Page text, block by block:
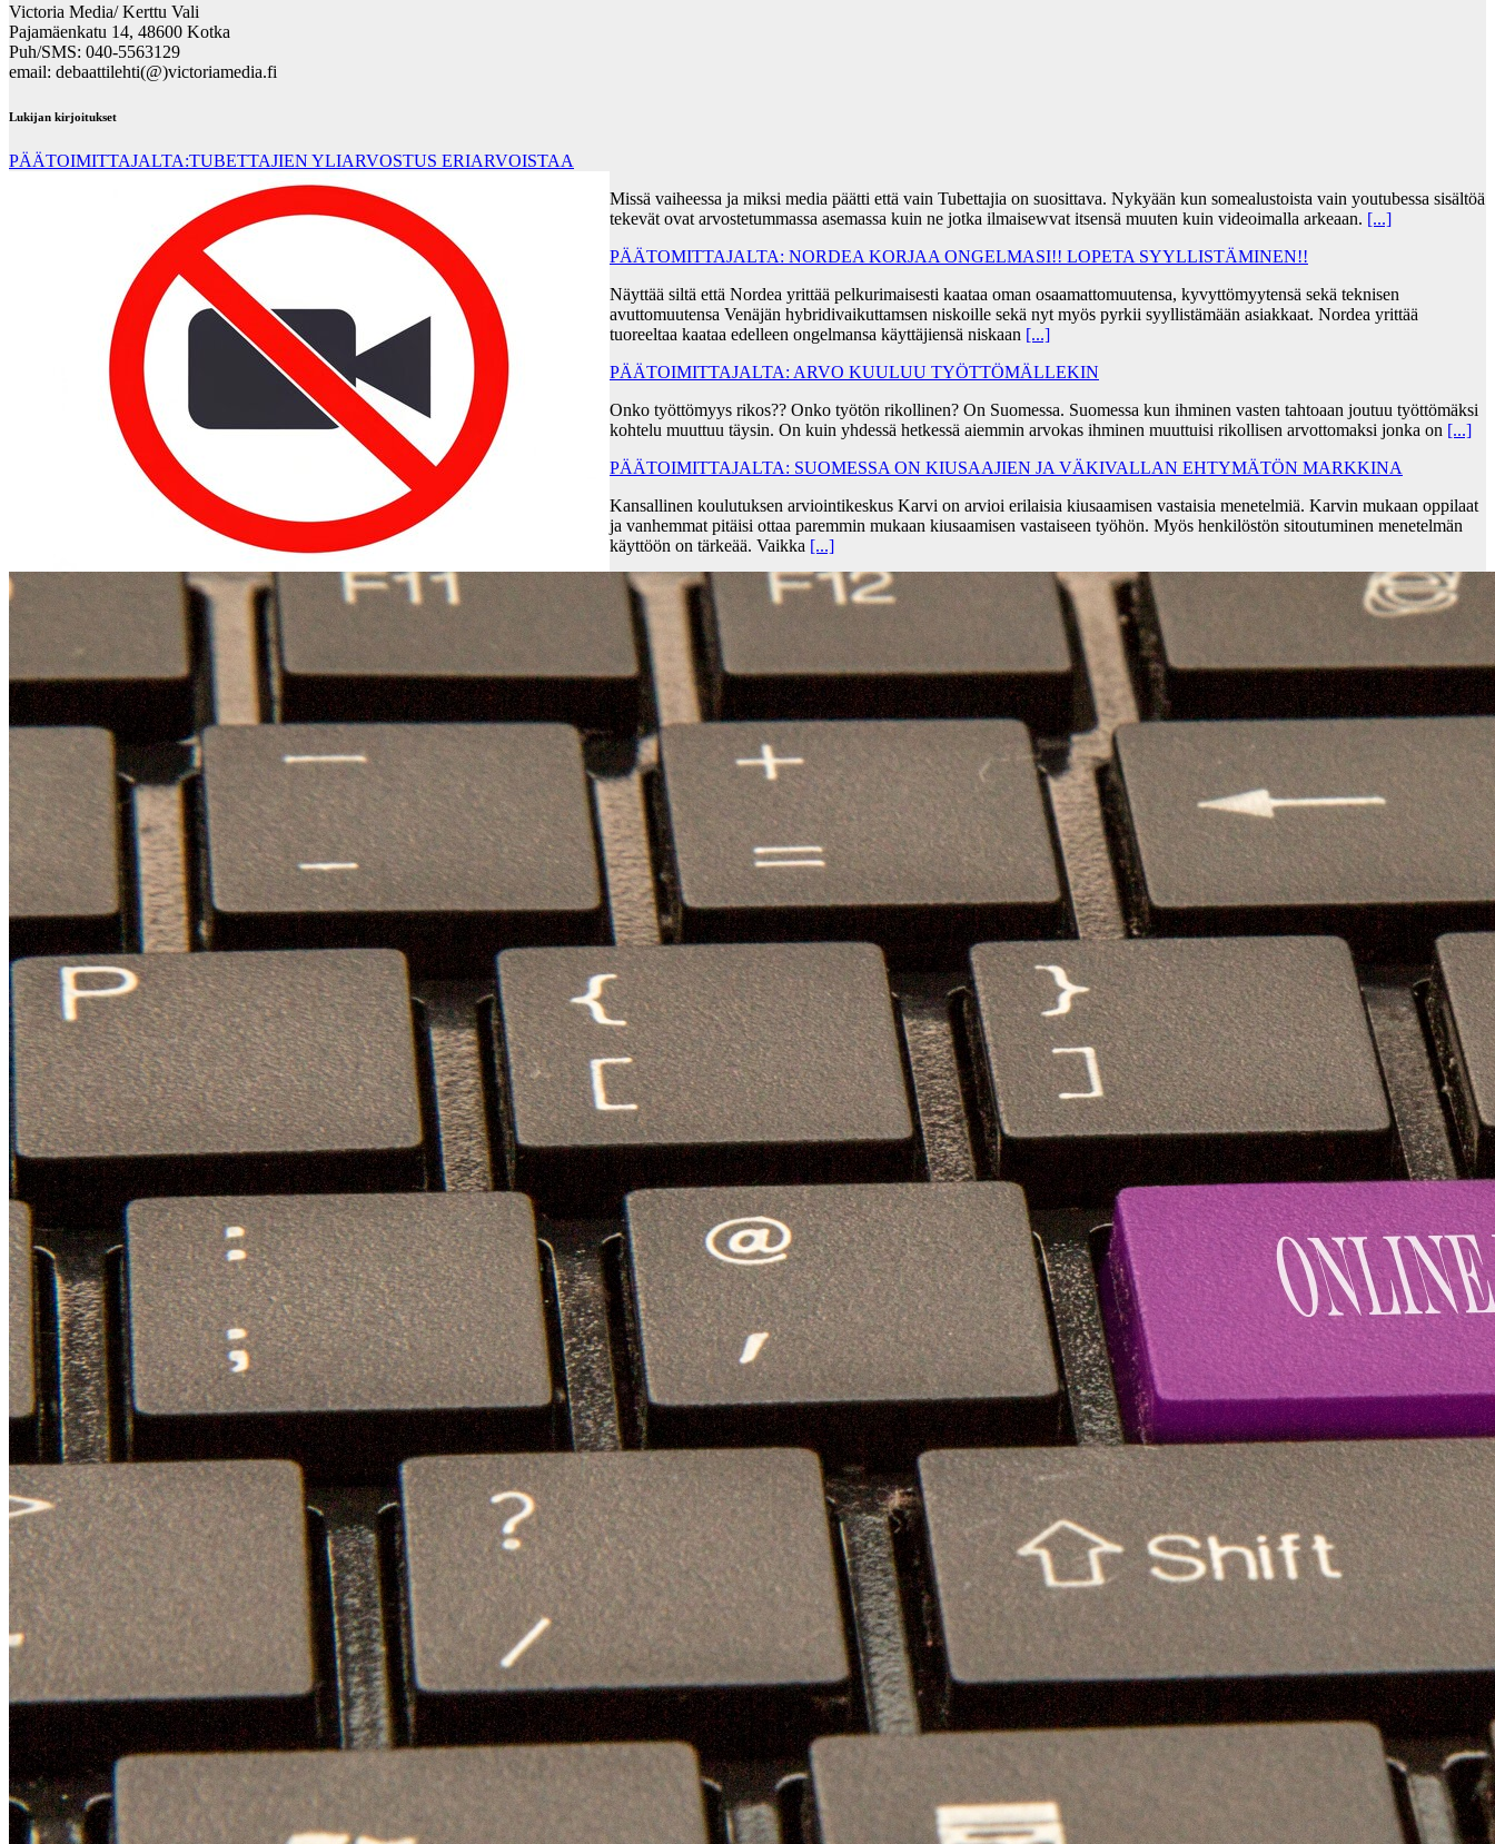
Victoria Media/ Kerttu Vali
Pajamäenkatu 14, 48600 Kotka
Puh/SMS: 040-5563129
email: debaattilehti(@)victoriamedia.fi
Lukijan kirjoitukset
PÄÄTOIMITTAJALTA:TUBETTAJIEN YLIARVOSTUS ERIARVOISTAA
Missä vaiheessa ja miksi media päätti että vain Tubettajia on suosittava. Nykyään kun somealustoista vain youtubessa sisältöä
tekevät ovat arvostetummassa asemassa kuin ne jotka ilmaisewvat itsensä muuten kuin videoimalla arkeaan. [...]
PÄÄTOMITTAJALTA: NORDEA KORJAA ONGELMASI!! LOPETA SYYLLISTÄMINEN!!
Näyttää siltä että Nordea yrittää pelkurimaisesti kaataa oman osaamattomuutensa, kyvyttömyytensä sekä teknisen
avuttomuutensa Venäjän hybridivaikuttamsen niskoille sekä nyt myös pyrkii syyllistämään asiakkaat. Nordea yrittää
tuoreeltaa kaataa edelleen ongelmansa käyttäjiensä niskaan [...]
PÄÄTOIMITTAJALTA: ARVO KUULUU TYÖTTÖMÄLLEKIN
Onko työttömyys rikos?? Onko työtön rikollinen? On Suomessa. Suomessa kun ihminen vasten tahtoaan joutuu työttömäksi
kohtelu muuttuu täysin. On kuin yhdessä hetkessä aiemmin arvokas ihminen muuttuisi rikollisen arvottomaksi jonka on [...]
PÄÄTOIMITTAJALTA: SUOMESSA ON KIUSAAJIEN JA VÄKIVALLAN EHTYMÄTÖN MARKKINA
Kansallinen koulutuksen arviointikeskus Karvi on arvioi erilaisia kiusaamisen vastaisia menetelmiä. Karvin mukaan oppilaat
ja vanhemmat pitäisi ottaa paremmin mukaan kiusaamisen vastaiseen työhön. Myös henkilöstön sitoutuminen menetelmän
käyttöön on tärkeää. Vaikka [...]